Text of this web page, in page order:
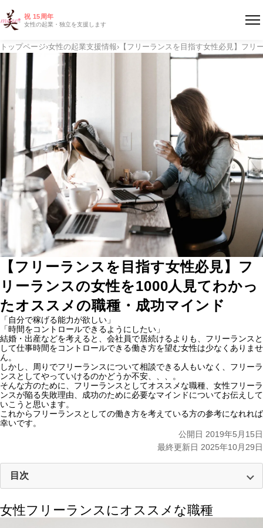
祝 15周年
女性の起業・独立を支援します
トップページ›女性の起業支援情報› 【フリーランスを目指す女性必見】フ
【フリーランスを目指す女性必見】フ
リーランスの女性を1000人見てわかっ
たオススメの職種・成功マインド
「自分で稼げる能力が欲しい」
「時間をコントロールできるようにしたい」
結婚・出産などを考えると、会社員で居続けるよりも、フリーランスと
して仕事時間をコントロールできる働き方を望む女性は少なくありませ
ん。
しかし、周りでフリーランスについて相談できる人もいなく、フリーラ
ンスとしてやっていけるのかどうか不安、、、。
そんな方のために、フリーランスとしてオススメな職種、女性フリーラ
ンスが陥る失敗理由、成功のために必要なマインドについてお伝えして
いこうと思います。
これからフリーランスとしての働き方を考えている方の参考になれれば
幸いです。
公開日 2019年5月15日
最終更新日 2025年10月29日
目次
女性フリーランスにオススメな職種